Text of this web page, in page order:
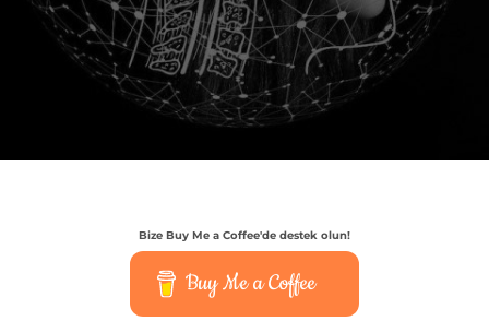
Bize Buy Me a Coffee'de destek olun!
Buy Me a Coffee